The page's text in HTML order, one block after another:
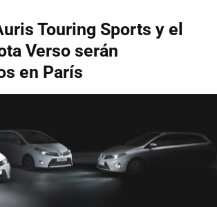
Touring Sports y el
Verso serán
en París